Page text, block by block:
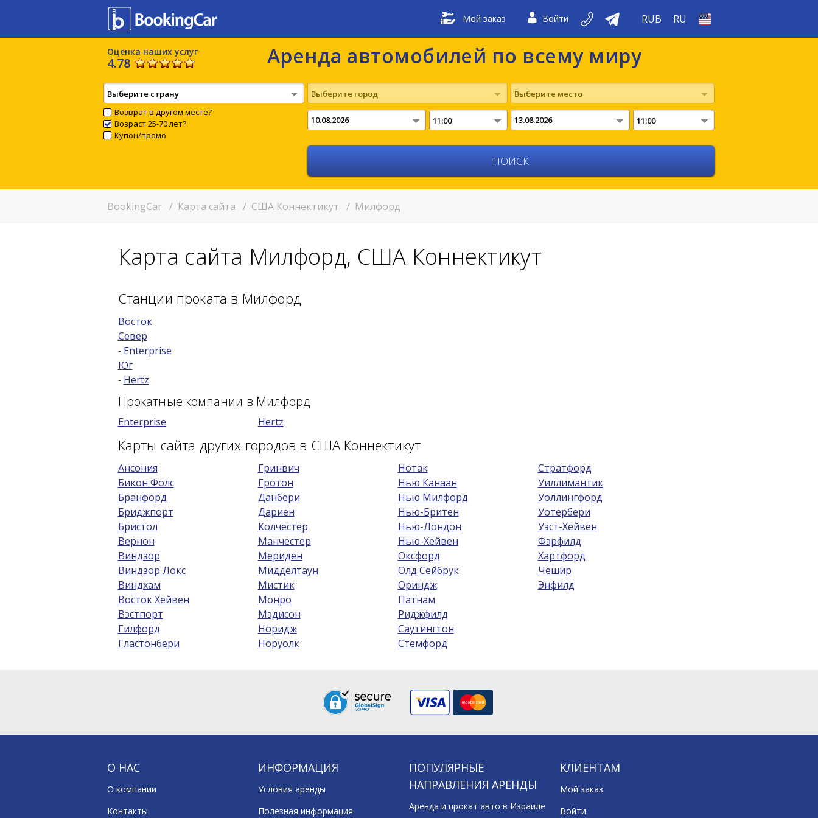
Мой заказ Войти RUB RU
Оценка наших услуг
4.78 Аренда автомобилей по всему миру
Выберите страну Выберите город Выберите место
11:00 11:00
Возврат в другом месте?
Возраст 25-70 лет?
Купон/промо
BookingCar / Карта сайта / США Коннектикут / Милфорд
Карта сайта Милфорд, США Коннектикут
Станции проката в Милфорд
Восток
Север
- Enterprise
Юг
- Hertz
Прокатные компании в Милфорд
Enterprise Hertz
Карты сайта других городов в США Коннектикут
Ансония
Бикон Фолс
Бранфорд
Бриджпорт
Бристол
Вернон
Виндзор
Виндзор Локс
Виндхам
Восток Хейвен
Вэстпорт
Гилфорд
Гластонбери
Гринвич
Гротон
Данбери
Дариен
Колчестер
Манчестер
Мериден
Мидделтаун
Мистик
Монро
Мэдисон
Норидж
Норуолк
Нотак
Нью Канаан
Нью Милфорд
Нью-Бритен
Нью-Лондон
Нью-Хейвен
Оксфорд
Олд Сейбрук
Ориндж
Патнам
Риджфилд
Саутингтон
Стемфорд
Стратфорд
Уиллимантик
Уоллингфорд
Уотербери
Уэст-Хейвен
Фэрфилд
Хартфорд
Чешир
Энфилд
О НАС
О компании
Контакты
ИНФОРМАЦИЯ
Условия аренды
Полезная информация
ПОПУЛЯРНЫЕ
НАПРАВЛЕНИЯ АРЕНДЫ
Аренда и прокат авто в Израиле
КЛИЕНТАМ
Мой заказ
Войти